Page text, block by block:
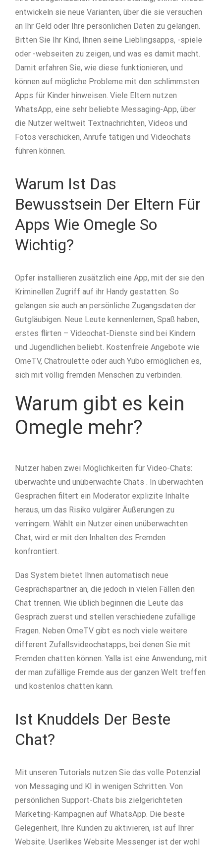
entwickeln sie neue Varianten, über die sie versuchen
an Ihr Geld oder Ihre persönlichen Daten zu gelangen.
Bitten Sie Ihr Kind, Ihnen seine Lieblingsapps, -spiele
oder -webseiten zu zeigen, und was es damit macht.
Damit erfahren Sie, wie diese funktionieren, und
können auf mögliche Probleme mit den schlimmsten
Apps für Kinder hinweisen. Viele Eltern nutzen
WhatsApp, eine sehr beliebte Messaging-App, über
die Nutzer weltweit Textnachrichten, Videos und
Fotos verschicken, Anrufe tätigen und Videochats
führen können.
Warum Ist Das
Bewusstsein Der Eltern Für
Apps Wie Omegle So
Wichtig?
Opfer installieren zusätzlich eine App, mit der sie den
Kriminellen Zugriff auf ihr Handy gestatten. So
gelangen sie auch an persönliche Zugangsdaten der
Gutgläubigen. Neue Leute kennenlernen, Spaß haben,
erstes flirten – Videochat-Dienste sind bei Kindern
und Jugendlichen beliebt. Kostenfreie Angebote wie
OmeTV, Chatroulette oder auch Yubo ermöglichen es,
sich mit völlig fremden Menschen zu verbinden.
Warum gibt es kein
Omegle mehr?
Nutzer haben zwei Möglichkeiten für Video-Chats:
überwachte und unüberwachte Chats . In überwachten
Gesprächen filtert ein Moderator explizite Inhalte
heraus, um das Risiko vulgärer Äußerungen zu
verringern. Wählt ein Nutzer einen unüberwachten
Chat, wird er mit den Inhalten des Fremden
konfrontiert.
Das System bietet Ihnen automatisch neue
Gesprächspartner an, die jedoch in vielen Fällen den
Chat trennen. Wie üblich beginnen die Leute das
Gespräch zuerst und stellen verschiedene zufällige
Fragen. Neben OmeTV gibt es noch viele weitere
different Zufallsvideochatapps, bei denen Sie mit
Fremden chatten können. Yalla ist eine Anwendung, mit
der man zufällige Fremde aus der ganzen Welt treffen
und kostenlos chatten kann.
Ist Knuddels Der Beste
Chat?
Mit unseren Tutorials nutzen Sie das volle Potenzial
von Messaging und KI in wenigen Schritten. Von
persönlichen Support-Chats bis zielgerichteten
Marketing-Kampagnen auf WhatsApp. Die beste
Gelegenheit, Ihre Kunden zu aktivieren, ist auf Ihrer
Website. Userlikes Website Messenger ist der wohl